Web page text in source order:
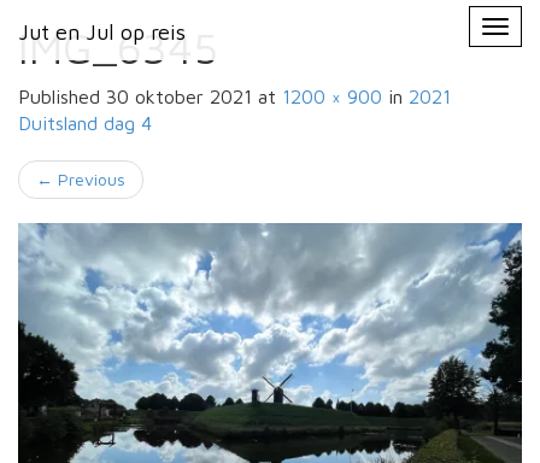
Jut en Jul op reis
Primary
Menu
Jut en Jul op reis
IMG_6345
Published 30 oktober 2021 at 1200 × 900 in 2021
Duitsland dag 4
← Previous